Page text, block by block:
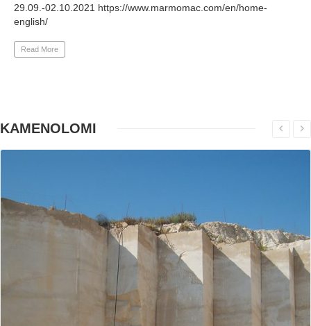
29.09.-02.10.2021 https://www.marmomac.com/en/home-
english/
Read More
KAMENOLOMI